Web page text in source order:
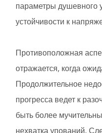
параметры душевного
устойчивости к
Противоположная
отражается, когда
Продолжительное
прогресса ведет к
быть более
нехватка упований.